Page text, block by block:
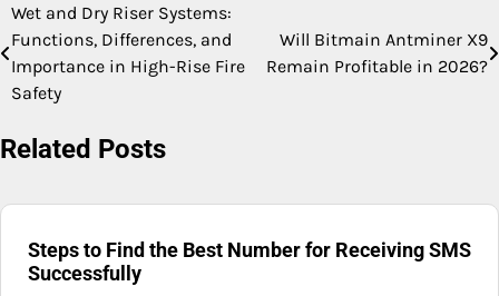
Post
navigation
Wet and Dry Riser Systems:
Functions, Differences, and
Importance in High-Rise Fire
Safety
Will Bitmain Antminer X9
Remain Profitable in 2026?
Related Posts
Steps to Find the Best Number for Receiving SMS
Successfully